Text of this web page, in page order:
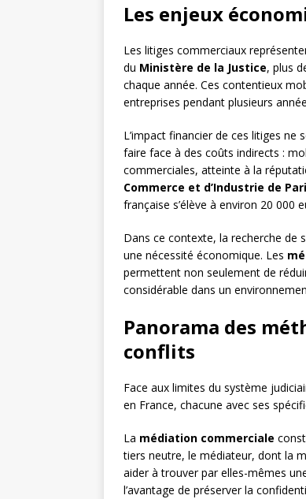
Les enjeux
Les litiges commerciaux
du Ministère de la Justice, plus
chaque année. Ces contentieux
entreprises pendant plusieurs
L’impact financier de ces litiges ne
faire face à des coûts indirects :
commerciales, atteinte à la
Commerce et d’Industrie de
française s’élève à environ 20 000
Dans ce contexte, la recherche de
une nécessité économique. Les
permettent non seulement de
considérable dans un
Panorama des
conflits
Face aux limites du système
en France, chacune avec ses
La médiation commerciale
tiers neutre, le médiateur, dont la
aider à trouver par elles-mêmes
l’avantage de préserver la